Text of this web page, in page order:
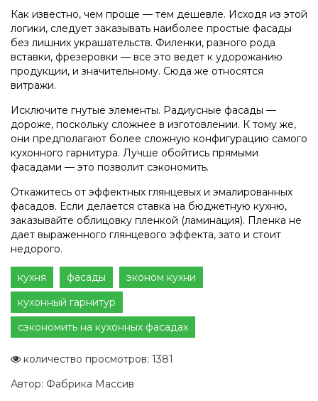
Как известно, чем проще — тем дешевле. Исходя из этой
логики, следует заказывать наиболее простые фасады
без лишних украшательств. Филенки, разного рода
вставки, фрезеровки — все это ведет к удорожанию
продукции, и значительному. Сюда же относятся
витражи.
Исключите гнутые элементы. Радиусные фасады —
дороже, поскольку сложнее в изготовлении. К тому же,
они предполагают более сложную конфигурацию самого
кухонного гарнитура. Лучше обойтись прямыми
фасадами — это позволит сэкономить.
Откажитесь от эффектных глянцевых и эмалированных
фасадов. Если делается ставка на бюджетную кухню,
заказывайте облицовку пленкой (ламинация). Пленка не
дает выраженного глянцевого эффекта, зато и стоит
недорого.
кухня фасады
эконом кухни
кухонный гарнитур
сэкономить на кухонных фасадах
количество просмотров: 1381
Автор: Фабрика Массив